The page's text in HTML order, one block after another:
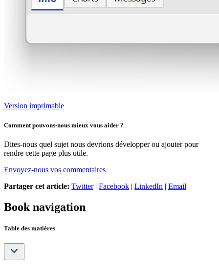
Version imprimable
Comment pouvons-nous mieux vous aider ?
Dites-nous quel sujet nous devrions développer ou ajouter pour
rendre cette page plus utile.
Envoyez-nous vos commentaires
Partager cet article: Twitter| Facebook | LinkedIn | Email
Book navigation
Table des matières